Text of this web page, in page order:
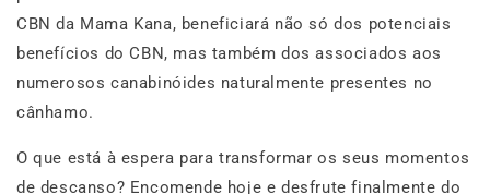
CBN da Mama Kana, beneficiará não só dos potenciais
benefícios do CBN, mas também dos associados aos
numerosos canabinóides naturalmente presentes no
cânhamo.
O que está à espera para transformar os seus momentos
de descanso? Encomende hoje e desfrute finalmente do